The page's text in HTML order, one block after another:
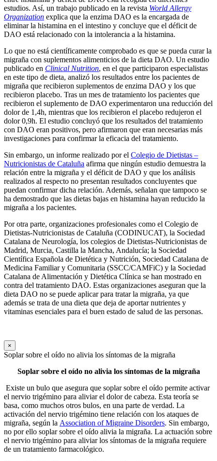
estudios. Así, un trabajo publicado en la revista World Allergy
Organization explica que la enzima DAO es la encargada de
eliminar la histamina en el intestino y concluye que el déficit de
DAO está relacionado con la intolerancia a la histamina.
Lo que no está científicamente comprobado es que se pueda curar la
migraña con suplementos alimenticios de la dieta DAO. Un estudio
publicado en Clinical Nutrition, en el que participaron especialistas
en este tipo de dieta, analizó los resultados entre los pacientes de
migraña que recibieron suplementos de enzima DAO y los que
recibieron placebo. Tras un mes de tratamiento los pacientes que
recibieron el suplemento de DAO experimentaron una reducción del
dolor de 1,4h, mientras que los recibieron el placebo redujeron el
dolor 0,9h. El estudio concluyó que los resultados del tratamiento
con DAO eran positivos, pero afirmaron que eran necesarias más
investigaciones para confirmar la eficacia del tratamiento.
Sin embargo, un informe realizado por el Colegio de Dietistas –
Nutricionistas de Cataluña afirma que ningún estudio demuestra la
relación entre la migraña y el déficit de DAO y que los análisis
realizados al respecto no presentan resultados concluyentes que
puedan confirmar dicha relación. Además, señalan que tampoco se
ha demostrado que las dietas bajas en histamina hayan reducido la
migraña a los pacientes.
Por otra parte, organizaciones profesionales como el Colegio de
Dietistas-Nutricionistas de Cataluña (CODINUCAT), la Sociedad
Catalana de Neurología, los colegios de Dietistas-Nutricionistas de
Madrid, Murcia, Castilla la Mancha, Andalucía; la Sociedad
Científica Española de Dietética y Nutrición, Sociedad Catalana de
Medicina Familiar y Comunitaria (SSCC/CAMFiC) y la Sociedad
Catalana de Alimentación y Dietética Clínica se han mostrado en
contra del tratamiento DAO. Estas organizaciones aseguran que la
dieta DAO no se puede aplicar para tratar la migraña, ya que
además se trata de una dieta que deja de aportar nutrientes y
vitaminas esenciales para el buen estado de salud de las personas.
×
Soplar sobre el oído no alivia los síntomas de la migraña
Soplar sobre el oído no alivia los síntomas de la migraña
Existe un bulo que asegura que soplar sobre el oído permite activar
el nervio trigémino para aliviar el dolor de cabeza. Esta teoría se
basa, como muchos otros bulos, en una parte de verdad. La
activación del nervio trigémino tiene relación con los ataques de
migraña, según la Association of Migraine Disorders. Sin embargo,
no por ello soplar sobre el oído alivia la migraña. La actuación sobre
el nervio trigémino para aliviar los síntomas de la migraña requiere
de un tratamiento farmacológico.